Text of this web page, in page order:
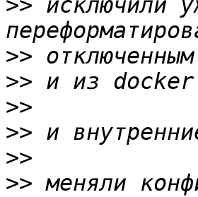
>> исключили
>>
>>
>>
>>
>>
>> меняли